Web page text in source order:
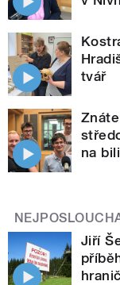
tvář
na
Jiří